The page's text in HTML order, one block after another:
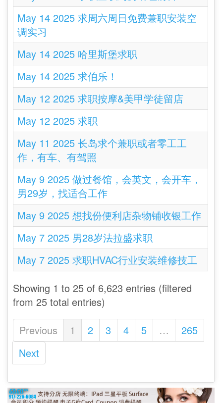
May 14 2025 求周六周日免费兼职安装空
调实习
May 14 2025 哈里斯堡求职
May 14 2025 求伯乐！
May 12 2025 求职按摩&美甲学徒留店
May 12 2025 求职
May 11 2025 长岛求个兼职或者零工工
作，有车、有驾照
May 9 2025 做过餐馆，会英文，会开车，
男29岁，找适合工作
May 9 2025 想找份便利店杂物铺收银工作
May 7 2025 男28岁法拉盛求职
May 7 2025 求职HVAC行业安装维修技工
Showing 1 to 25 of 6,623 entries (filtered
from 25 total entries)
Previous
1 2 3 4 5 …
265
Next